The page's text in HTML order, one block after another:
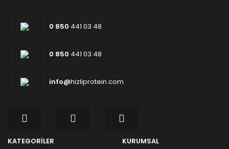
0 850 441 03 48
0 850 441 03 48
info@hizliprotein.com
KATEGORİLER KURUMSAL